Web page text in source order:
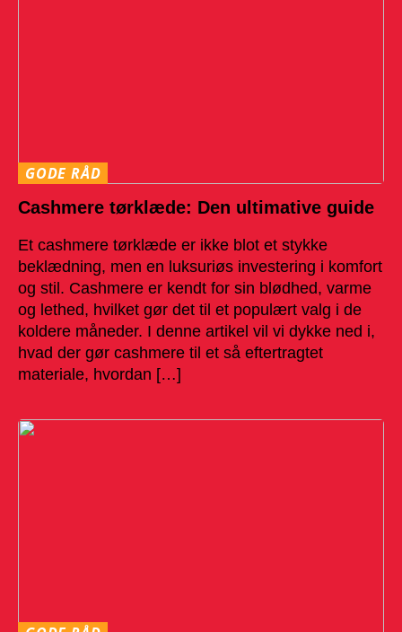
GODE RÅD
Cashmere tørklæde: Den ultimative guide
Et cashmere tørklæde er ikke blot et stykke
beklædning, men en luksuriøs investering i komfort
og stil. Cashmere er kendt for sin blødhed, varme
og lethed, hvilket gør det til et populært valg i de
koldere måneder. I denne artikel vil vi dykke ned i,
hvad der gør cashmere til et så eftertragtet
materiale, hvordan […]